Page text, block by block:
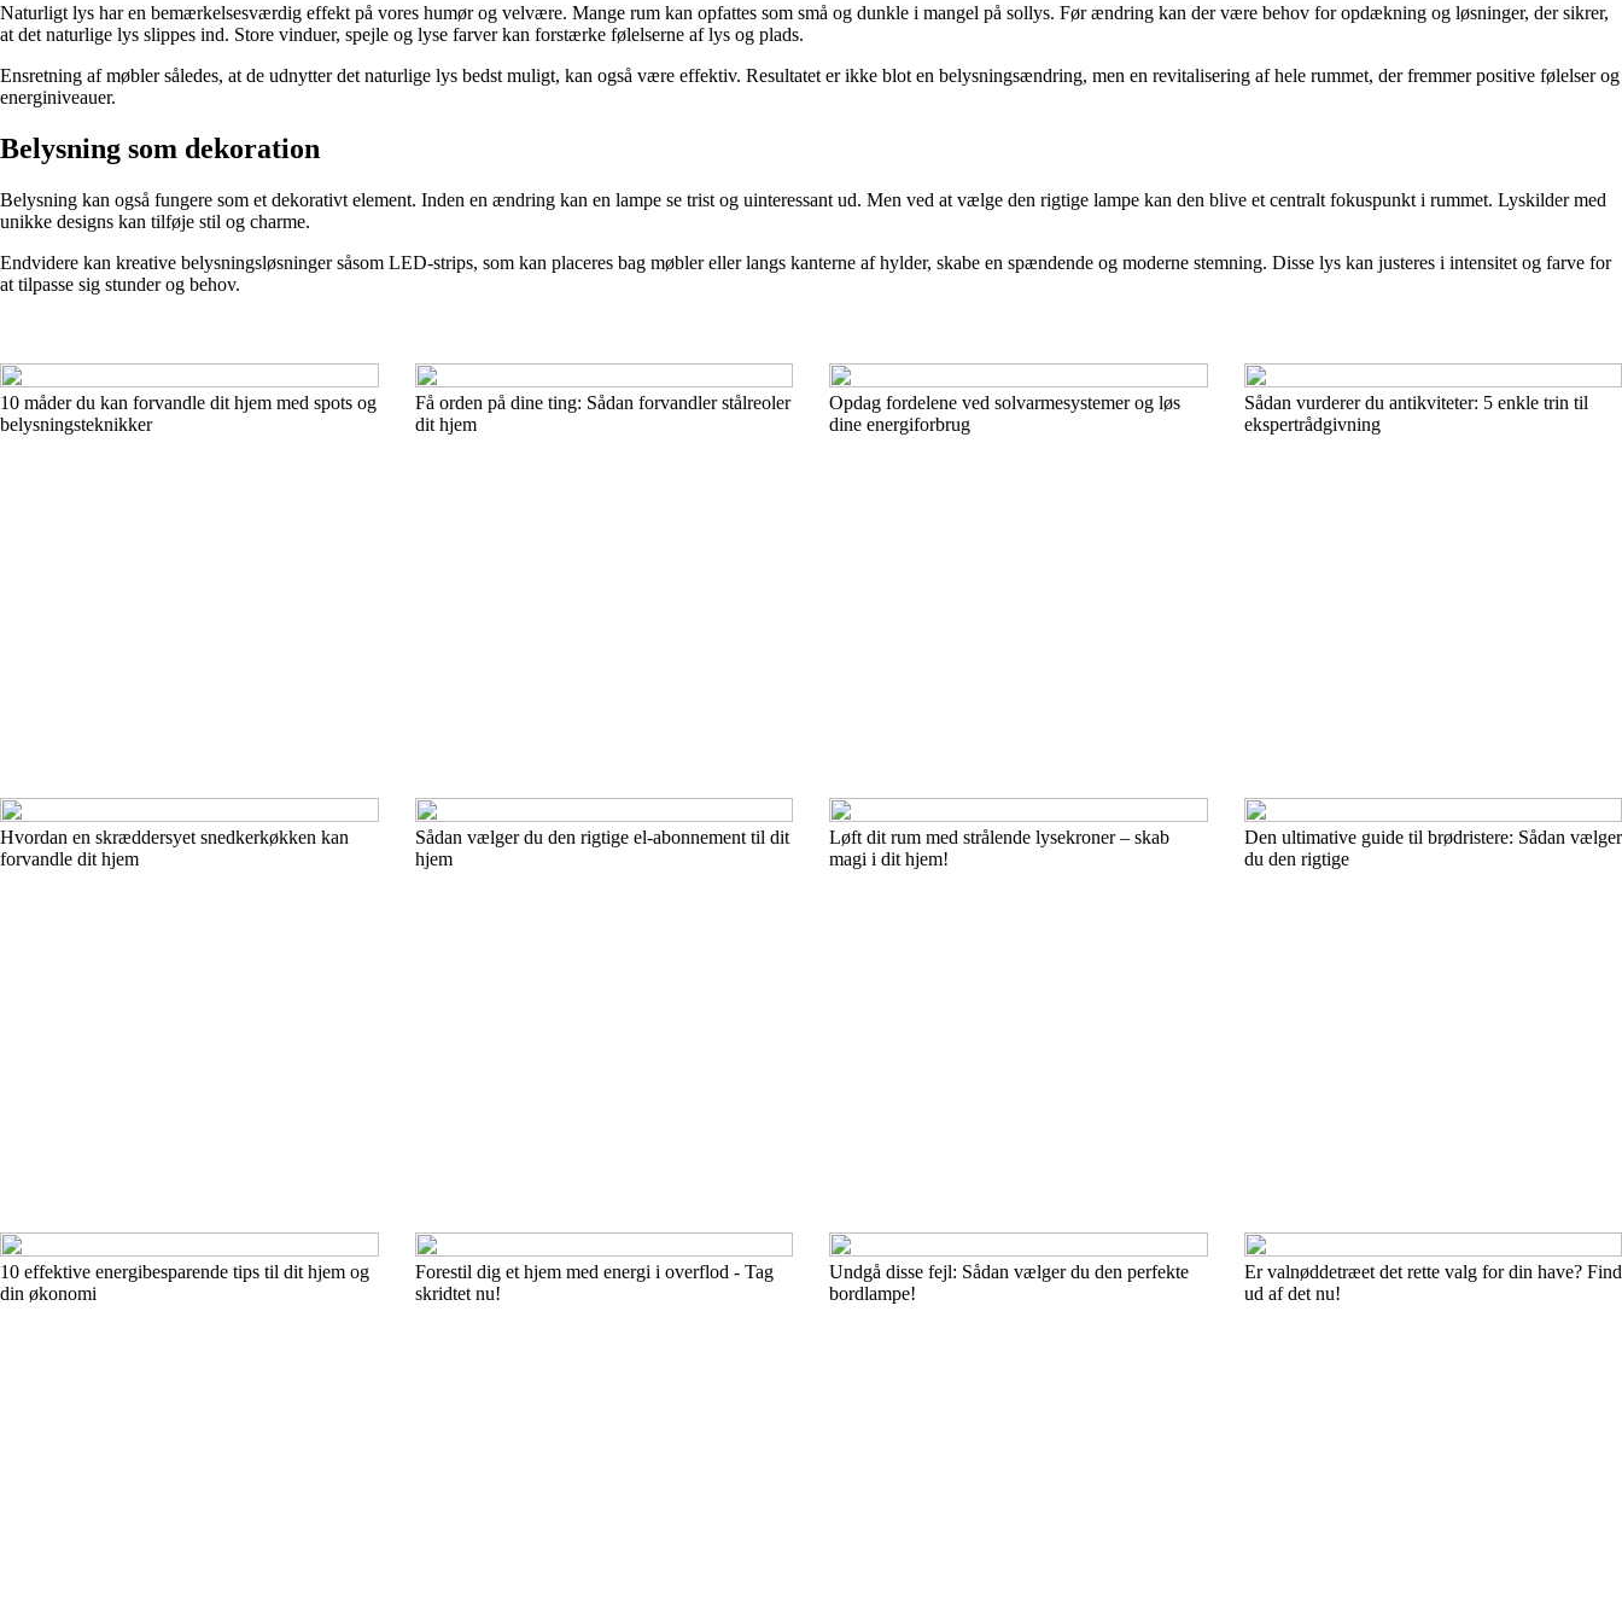
Naturligt lys har en bemærkelsesværdig effekt på vores humør og velvære. Mange rum kan opfattes som små og dunkle i mangel på sollys. Før ændring kan der være behov for opdækning og løsninger, der sikrer,
at det naturlige lys slippes ind. Store vinduer, spejle og lyse farver kan forstærke følelserne af lys og plads.
Ensretning af møbler således, at de udnytter det naturlige lys bedst muligt, kan også være effektiv. Resultatet er ikke blot en belysningsændring, men en revitalisering af hele rummet, der fremmer positive følelser og
energiniveauer.
Belysning som dekoration
Belysning kan også fungere som et dekorativt element. Inden en ændring kan en lampe se trist og uinteressant ud. Men ved at vælge den rigtige lampe kan den blive et centralt fokuspunkt i rummet. Lyskilder med
unikke designs kan tilføje stil og charme.
Endvidere kan kreative belysningsløsninger såsom LED-strips, som kan placeres bag møbler eller langs kanterne af hylder, skabe en spændende og moderne stemning. Disse lys kan justeres i intensitet og farve for
at tilpasse sig stunder og behov.
10 måder du kan forvandle dit hjem med spots og
belysningsteknikker
Få orden på dine ting: Sådan forvandler stålreoler
dit hjem
Opdag fordelene ved solvarmesystemer og løs
dine energiforbrug
Sådan vurderer du antikviteter: 5 enkle trin til
ekspertrådgivning
Hvordan en skræddersyet snedkerkøkken kan
forvandle dit hjem
Sådan vælger du den rigtige el-abonnement til dit
hjem
Løft dit rum med strålende lysekroner – skab
magi i dit hjem!
Den ultimative guide til brødristere: Sådan vælger
du den rigtige
10 effektive energibesparende tips til dit hjem og
din økonomi
Forestil dig et hjem med energi i overflod - Tag
skridtet nu!
Undgå disse fejl: Sådan vælger du den perfekte
bordlampe!
Er valnøddetræet det rette valg for din have? Find
ud af det nu!